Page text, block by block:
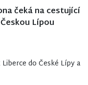
čeká na cestující
Lípou
do České Lípy a